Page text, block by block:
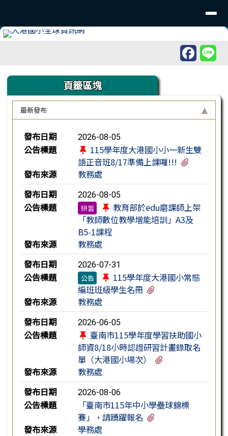
上中區域內容頁籤區塊
最新發布
新聞列表
發布日期 2026-08-05
公告標題
115學年度大港國小小一新生雙
語正音班8/17準備上課囉!!!
發布來源
教務處
發布日期
2026-08-05
公告標題 研習
教育部於edu磨課師上架
「教師數位教學增能培訓」A3及
B5-1課程
發布來源
教務處
發布日期
2026-07-31
公告標題 公告
115學年度大港國小常態
編班班級學生名冊
發布來源
教務處
發布日期
2026-06-05
公告標題
臺南市115學年度學習扶助國小
師資8/18小時認證研習計畫錄取名
單（大港國小場次）
發布來源
教務處
發布日期
2026-08-06
公告標題
「臺南市115年中小學壘球錦標
賽」，請踴躍報名
發布來源
學務處
頁尾區域